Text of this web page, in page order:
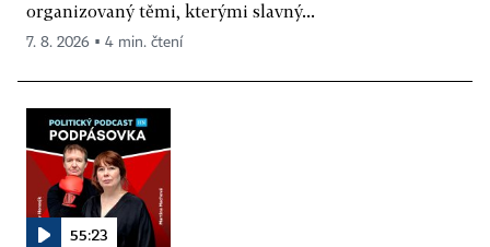
organizovaný těmi, kterými slavný...
7. 8. 2026 ▪ 4 min. čtení
55:23